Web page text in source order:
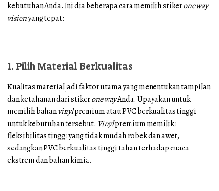
kebutuhan Anda. Ini dia beberapa cara memilih stikerone way
visionyang tepat:
1. Pilih Material Berkualitas
Kualitas material jadi faktor utama yang menentukan tampilan
dan ketahanan dari stikerone wayAnda. Upayakan untuk
memilih bahanvinylpremium atau PVC berkualitas tinggi
untuk kebutuhan tersebut. Vinylpremium memiliki
fleksibilitas tinggi yang tidak mudah robek dan awet,
sedangkan PVC berkualitas tinggi tahan terhadap cuaca
ekstrem dan bahan kimia.